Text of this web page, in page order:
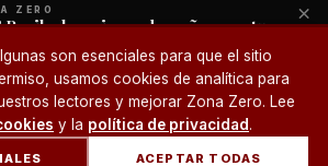
Media. Todos los derechos reservados.
son esenciales para que el sitio
usamos cookies de analítica para
lectores y mejorar Zona Zero. Lee
y la política de privacidad.
ACEPTAR TODAS
ZERO
lo mejor cada mañana en tu
SUSCRIBIRME
×